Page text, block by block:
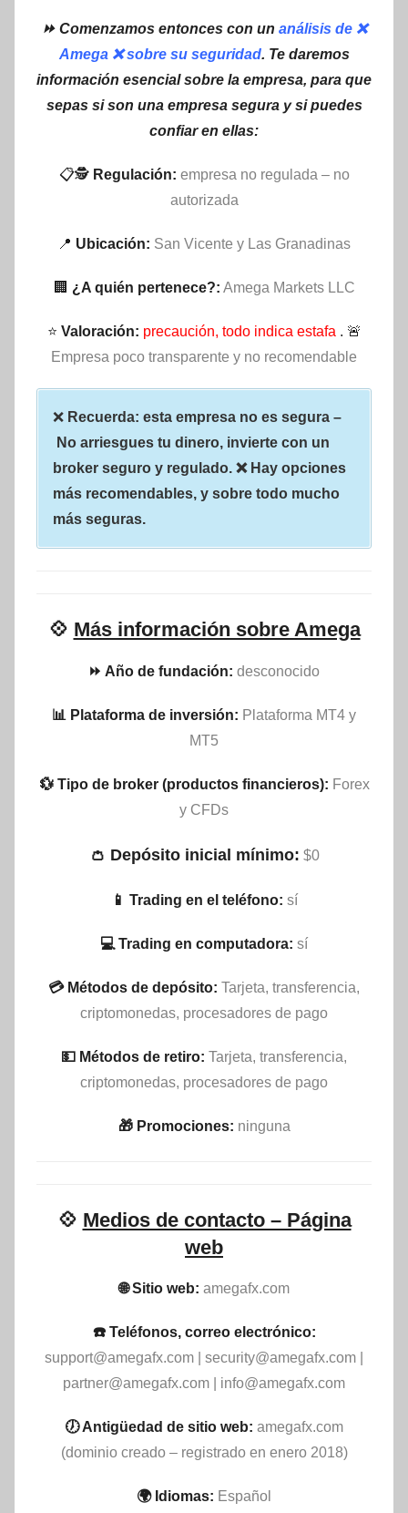
⏩ Comenzamos entonces con un análisis de ❌
Amega ❌ sobre su seguridad. Te daremos
información esencial sobre la empresa, para que
sepas si son una empresa segura y si puedes
confiar en ellas:
📋🕵 Regulación: empresa no regulada – no
autorizada
📍 Ubicación: San Vicente y Las Granadinas
🏢 ¿A quién pertenece?: Amega Markets LLC
⭐ Valoración: precaución, todo indica estafa . 🚨
Empresa poco transparente y no recomendable
❌ Recuerda: esta empresa no es segura –
No arriesgues tu dinero, invierte con un
broker seguro y regulado. ❌ Hay opciones
más recomendables, y sobre todo mucho
más seguras.
💠 Más información sobre Amega
⏩ Año de fundación: desconocido
📊 Plataforma de inversión: Plataforma MT4 y
MT5
💱 Tipo de broker (productos financieros): Forex
y CFDs
👛 Depósito inicial mínimo: $0
📱 Trading en el teléfono: sí
💻 Trading en computadora: sí
💳 Métodos de depósito: Tarjeta, transferencia,
criptomonedas, procesadores de pago
💵​ Métodos de retiro: Tarjeta, transferencia,
criptomonedas, procesadores de pago
🎁 Promociones: ninguna
💠 Medios de contacto – Página
web
🌐 Sitio web: amegafx.com
☎️ Teléfonos, correo electrónico:
support@amegafx.com
security@amegafx.com
partner@amegafx.com
info@amegafx.com
🕖 Antigüedad de sitio web: amegafx.com
(dominio creado – registrado en enero 2018)
🌍 Idiomas: Español